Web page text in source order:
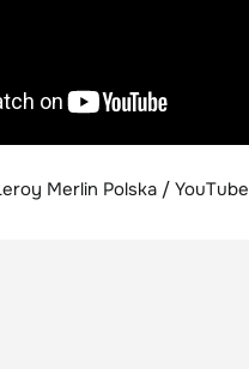
Merlin Polska / YouTube